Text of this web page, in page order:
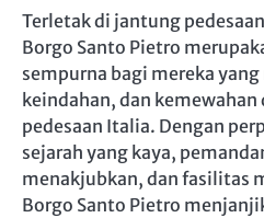
Terletak di jantung
Borgo Santo Pietro
sempurna bagi mereka
keindahan, dan kemewahan
pedesaan Italia. Dengan
sejarah yang kaya,
menakjubkan, dan fasilitas
Borgo Santo Pietro